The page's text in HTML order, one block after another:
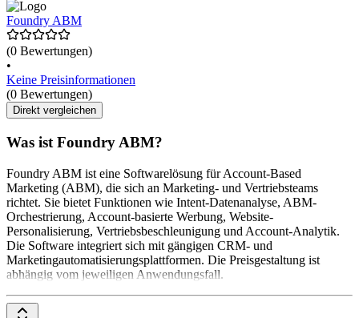
Foundry ABM
(0 Bewertungen)
•
Keine Preisinformationen
(0 Bewertungen)
Direkt vergleichen
Was ist Foundry ABM?
Foundry ABM ist eine Softwarelösung für Account-Based
Marketing (ABM), die sich an Marketing- und Vertriebsteams
richtet. Sie bietet Funktionen wie Intent-Datenanalyse, ABM-
Orchestrierung, Account-basierte Werbung, Website-
Personalisierung, Vertriebsbeschleunigung und Account-Analytik.
Die Software integriert sich mit gängigen CRM- und
Marketingautomatisierungsplattformen. Die Preisgestaltung ist
abhängig vom jeweiligen Anwendungsfall.